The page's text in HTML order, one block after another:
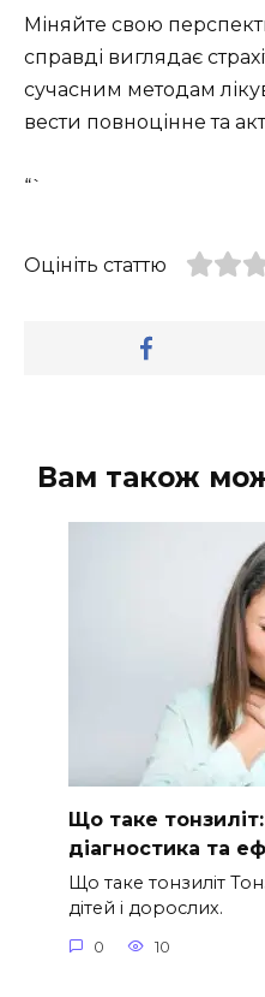
Міняйте свою
справді виглядає
сучасним методам
вести повноцінне та
“`
Оцініть статтю
Вам також
Що таке
діагностика та
Що таке тонзиліт
дітей і дорослих.
0 10